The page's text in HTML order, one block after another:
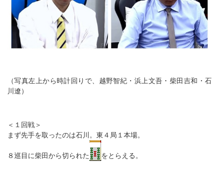
（写真左上から時計回りで、越野智紀・浜上文吾・柴田吉和・石
川遼）
＜１回戦＞
まず先手を取ったのは石川。東４局１本場。
８巡目に柴田から切られた をとらえる。